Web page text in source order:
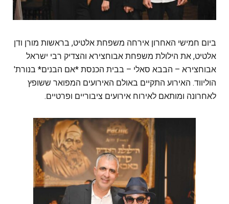
ביום חמישי האחרון אירחה משפחת אלטיט, בראשות מורן ודן
אלטיט, את הילולת משפחת אבוחצירא והצדיק רבי ישראל
אבוחצירא – הבבא סאלי – בבית הכנסת *אם הבנים* בנורת'
הוליווד. האירוע התקיים באולם האירועים המפואר ששופץ
לאחרונה ומותאם לאירוח אירועים ציבוריים ופרטיים.